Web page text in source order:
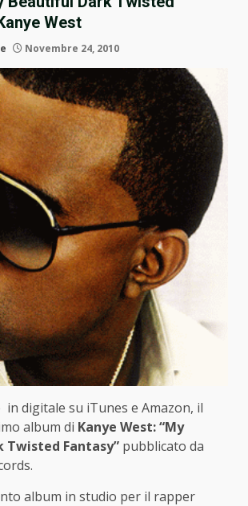
West
Novembre 24, 2010
in digitale su iTunes e Amazon, il
album di Kanye West:“My
Twisted Fantasy” pubblicato da
album in studio per il rapper